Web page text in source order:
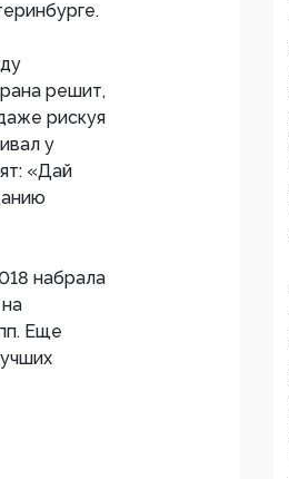
решит,
рискуя
у
«Дай
набрала
Еще